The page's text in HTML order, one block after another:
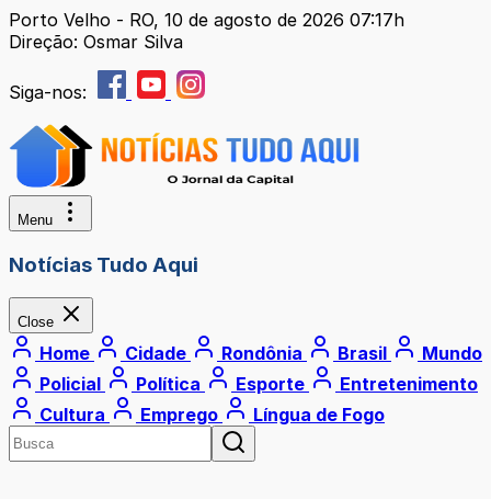
Porto Velho - RO, 10 de agosto de 2026 07:17h
Direção: Osmar Silva
Siga-nos:
Menu
Notícias Tudo Aqui
Close
Home Cidade Rondônia Brasil
Mundo
Policial
Política Esporte
Entretenimento
Cultura
Emprego Língua de Fogo